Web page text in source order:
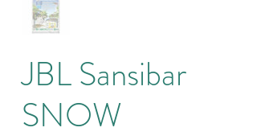
JBL Sansibar
SNOW